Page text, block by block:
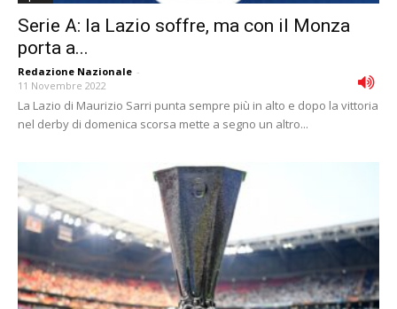
Serie A: la Lazio soffre, ma con il Monza
porta a...
Redazione Nazionale -
11 Novembre 2022
La Lazio di Maurizio Sarri punta sempre più in alto e dopo la vittoria
nel derby di domenica scorsa mette a segno un altro...